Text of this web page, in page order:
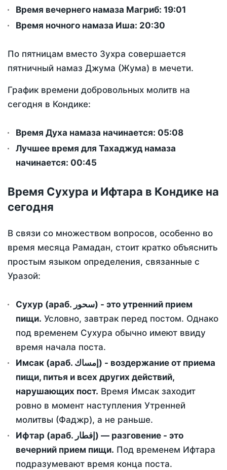
Время вечернего намаза Магриб: 19:01
Время ночного намаза Иша: 20:30
По пятницам вместо Зухра совершается
пятничный намаз Джума (Жума) в мечети.
График времени добровольных молитв на
сегодня в Кондике:
Время Духа намаза начинается: 05:08
Лучшее время для Тахаджуд намаза
начинается: 00:45
Время Сухура и Ифтара в Кондике на
сегодня
В связи со множеством вопросов, особенно во
время месяца Рамадан, стоит кратко объяснить
простым языком определения, связанные с
Уразой:
Сухур (араб. سحور) - это утренний прием
пищи. Условно, завтрак перед постом. Однако
под временем Сухура обычно имеют ввиду
время начала поста.
Имсак (араб. إمساك) - воздержание от приема
пищи, питья и всех других действий,
нарушающих пост. Время Имсак заходит
ровно в момент наступления Утренней
молитвы (Фаджр), а не раньше.
Ифтар (араб. إفطار) — разговение - это
вечерний прием пищи. Под временем Ифтара
подразумевают время конца поста.